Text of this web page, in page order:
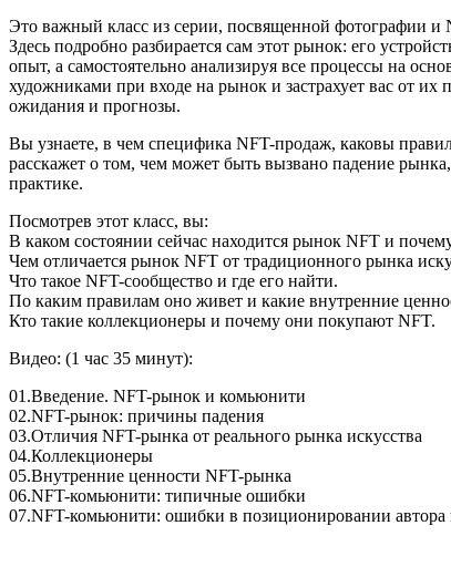
Это важный класс из серии, посвященной фотографии и
Здесь подробно разбирается сам этот рынок: его
опыт, а самостоятельно анализируя все процессы на
художниками при входе на рынок и застрахует вас от
ожидания и прогнозы.
Вы узнаете, в чем специфика NFT-продаж, каковы
расскажет о том, чем может быть вызвано падение
практике.
Посмотрев этот класс, вы:
В каком состоянии сейчас находится рынок NFT и
Чем отличается рынок NFT от традиционного рынка
Что такое NFT-сообщество и где его найти.
По каким правилам оно живет и какие внутренние
Кто такие коллекционеры и почему они покупают NFT.
Видео: (1 час 35 минут):
01.Введение. NFT-рынок и комьюнити
02.NFT-рынок: причины падения
03.Отличия NFT-рынка от реального рынка искусства
04.Коллекционеры
05.Внутренние ценности NFT-рынка
06.NFT-комьюнити: типичные ошибки
07.NFT-комьюнити: ошибки в позиционировании